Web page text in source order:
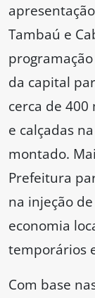
Tambaú e
da capital
cerca de
e calçadas
montado.
Prefeitura
na injeção
economia
temporários
Com base